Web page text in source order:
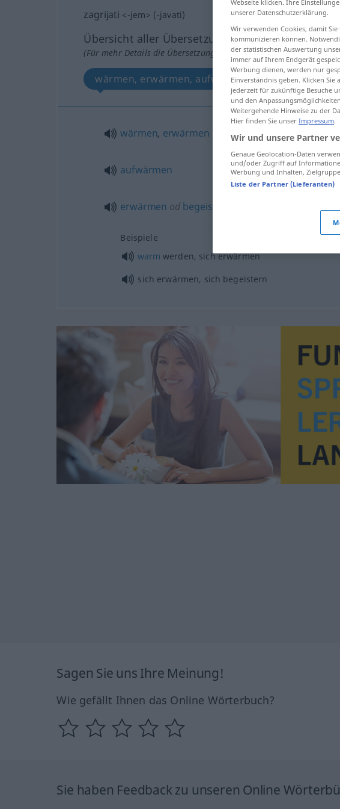
zagrijati <-jem> (-javati)
Übersicht aller Übersetzungen
(Für mehr Details die Übersetzung anklicken/antippen)
wärmen, erwärmen, aufwärmen, erwärmen
wärmen, erwärmen
aufwärmen
erwärmen od begeistern
Beispiele
warm werden, sich erwärmen
sich erwärmen, sich begeistern
Sagen Sie uns Ihre Meinung!
Wie gefällt Ihnen das Online Wörterbuch?
Sie haben Feedback zu unseren Online
Webseite klicken. Ihre
unserer Datenschutzerklärung.
Wir verwenden Cookies, damit
kommunizieren können.
der statistischen Auswertung
immer auf Ihrem Endgerät
Werbung dienen, werden nur
Einverständnis geben. Klicken
jederzeit für zukünftige Besuche
und den
Weitergehende Hinweise zu der
Hier finden Sie unser Impressum.
Wir und unsere Partner
Genaue Geolocation-Daten
und/oder Zugriff auf
Werbung und Inhalten,
Liste der Partner (Lieferanten)